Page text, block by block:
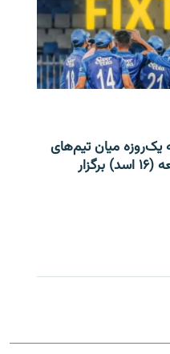
یک‌روزه میان تیم‌های
کرکت افغانستان و ایرلند، روز جمعه (۱۶ اسد) برگزار